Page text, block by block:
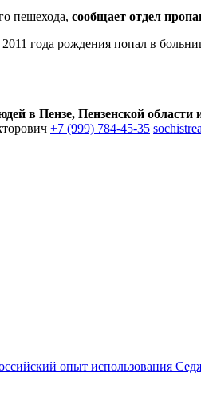
пешехода, сообщает отдел
года рождения попал в
в Пензе, Пензенской области
+7 (999) 784-45-35
опыт использования